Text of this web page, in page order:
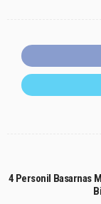
4 Personil Basarnas